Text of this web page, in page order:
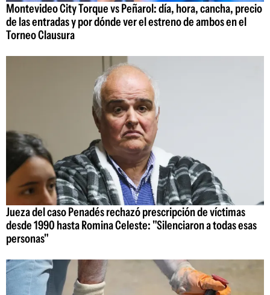
Montevideo City Torque vs Peñarol: día, hora, cancha, precio
de las entradas y por dónde ver el estreno de ambos en el
Torneo Clausura
Jueza del caso Penadés rechazó prescripción de víctimas
desde 1990 hasta Romina Celeste: "Silenciaron a todas esas
personas"